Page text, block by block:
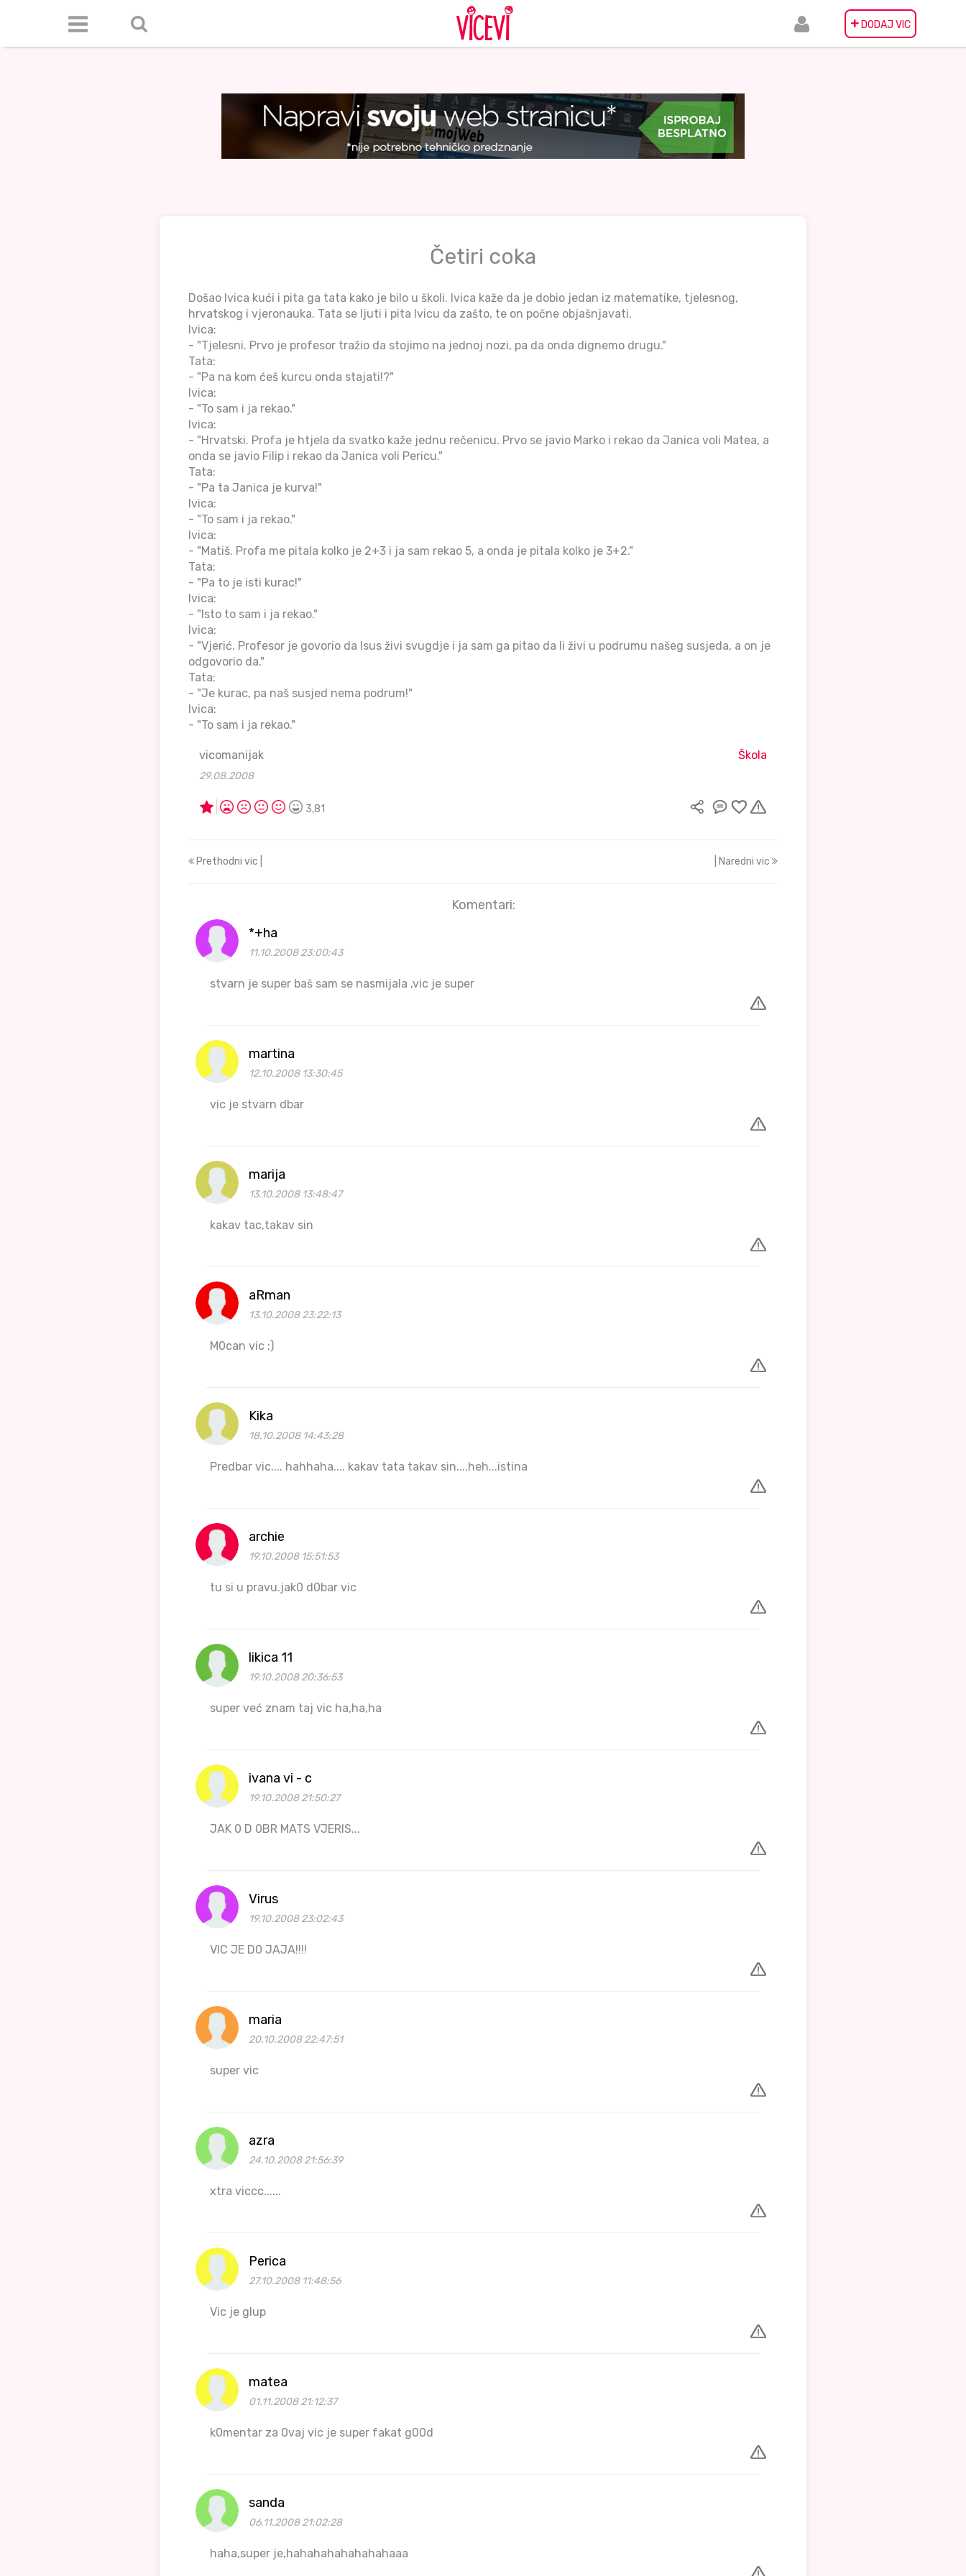
+ DODAJ VIC
Četiri coka
Došao Ivica kući i pita ga tata kako je bilo u školi. Ivica kaže da je dobio jedan iz matematike, tjelesnog,
hrvatskog i vjeronauka. Tata se ljuti i pita Ivicu da zašto, te on počne objašnjavati.
Ivica:
- "Tjelesni. Prvo je profesor tražio da stojimo na jednoj nozi, pa da onda dignemo drugu."
Tata:
- "Pa na kom ćeš kurcu onda stajati!?"
Ivica:
- "To sam i ja rekao."
Ivica:
- "Hrvatski. Profa je htjela da svatko kaže jednu rečenicu. Prvo se javio Marko i rekao da Janica voli Matea, a
onda se javio Filip i rekao da Janica voli Pericu."
Tata:
- "Pa ta Janica je kurva!"
Ivica:
- "To sam i ja rekao."
Ivica:
- "Matiš. Profa me pitala kolko je 2+3 i ja sam rekao 5, a onda je pitala kolko je 3+2."
Tata:
- "Pa to je isti kurac!"
Ivica:
- "Isto to sam i ja rekao."
Ivica:
- "Vjerić. Profesor je govorio da Isus živi svugdje i ja sam ga pitao da li živi u podrumu našeg susjeda, a on je
odgovorio da."
Tata:
- "Je kurac, pa naš susjed nema podrum!"
Ivica:
- "To sam i ja rekao."
vicomanijak
29.08.2008
Škola
3,81
Prethodni vic | | Naredni vic
Komentari:
*+ha
11.10.2008 23:00:43
stvarn je super baš sam se nasmijala ,vic je super
martina
12.10.2008 13:30:45
vic je stvarn dbar
marija
13.10.2008 13:48:47
kakav tac,takav sin
aRman
13.10.2008 23:22:13
M0can vic :)
Kika
18.10.2008 14:43:28
Predbar vic.... hahhaha.... kakav tata takav sin....heh...istina
archie
19.10.2008 15:51:53
tu si u pravu.jak0 d0bar vic
likica 11
19.10.2008 20:36:53
super već znam taj vic ha,ha,ha
ivana vi - c
19.10.2008 21:50:27
JAK 0 D 0BR MATS VJERIS...
Virus
19.10.2008 23:02:43
VIC JE D0 JAJA!!!!
maria
20.10.2008 22:47:51
super vic
azra
24.10.2008 21:56:39
xtra viccc......
Perica
27.10.2008 11:48:56
Vic je glup
matea
01.11.2008 21:12:37
k0mentar za 0vaj vic je super fakat g00d
sanda
06.11.2008 21:02:28
haha,super je,hahahahahahahahaaa